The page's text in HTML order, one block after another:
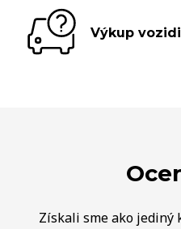
Výkup
Získali sme ako jediný